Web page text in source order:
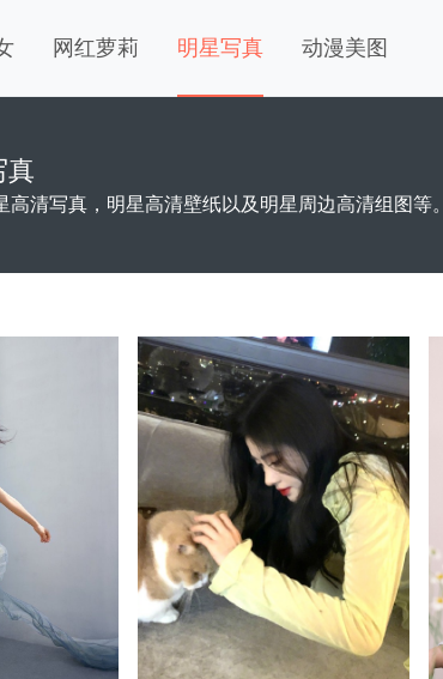
网红萝莉 明星写真 动漫美图
真
清写真，明星高清壁纸以及明星周边高清组图等。